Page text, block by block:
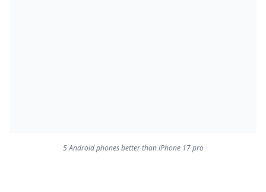
5 Android phones better than iPhone 17 pro